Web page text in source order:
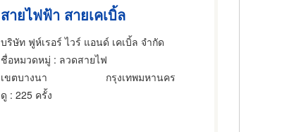
สายไฟฟ้า สายเคเบิ้ล
บริษัท ฟูห์เรอร์ ไวร์ แอนด์ เคเบิ้ล จำกัด
ชื่อหมวดหมู่ : ลวดสายไฟ
เขตบางนา
กรุงเทพมหานคร
ดู : 225 ครั้ง